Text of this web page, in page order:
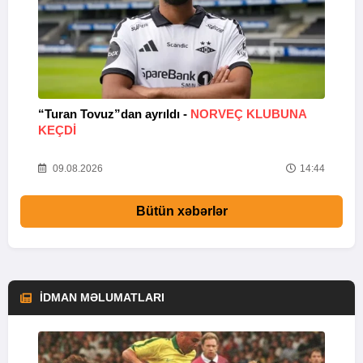
“Turan Tovuz”dan ayrıldı - NORVEÇ KLUBUNA
KEÇDİ
09.08.2026 14:44
Bütün xəbərlər
İDMAN MƏLUMATLARI